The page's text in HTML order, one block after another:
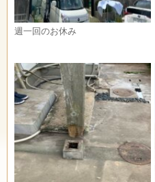
週一回のお休み